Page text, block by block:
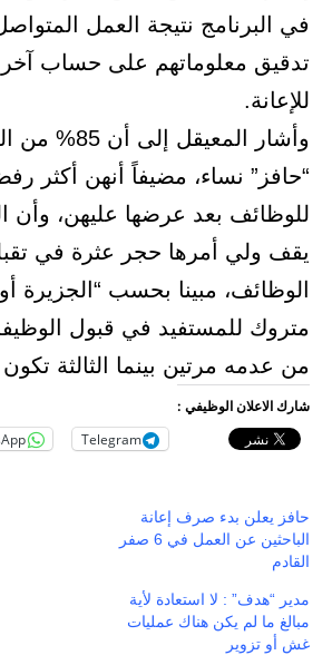
في البرنامج نتيجة العمل
تدقيق معلوماتهم على حساب
للإعانة.
وأشار المعيقل
“حافز” نساء، مضيفاً أنهن أكثر
للوظائف بعد عرضها عليهن، وأن
يقف ولي أمرها حجر عثرة في
الوظائف، مبينا بحسب “الجزيرة
متروك للمستفيد في قبول
من عدمه مرتين بينما الثالثة تكون
شارك الاعلان الوظيفي :
Telegram
حافز يعلن بدء صرف إعانة
الباحثين عن العمل في 6 صفر
القادم
مدير “هدف” : لا استعادة لأية
مبالغ ما لم يكن هناك عمليات
غش أو تزوير